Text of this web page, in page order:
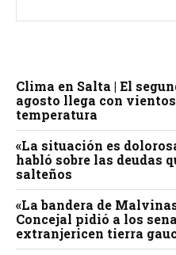
Clima en Salta | El
agosto llega con
temperatura
«La situación es
habló sobre las deudas
salteños
«La bandera de
Concejal pidió a los
extranjericen tierra